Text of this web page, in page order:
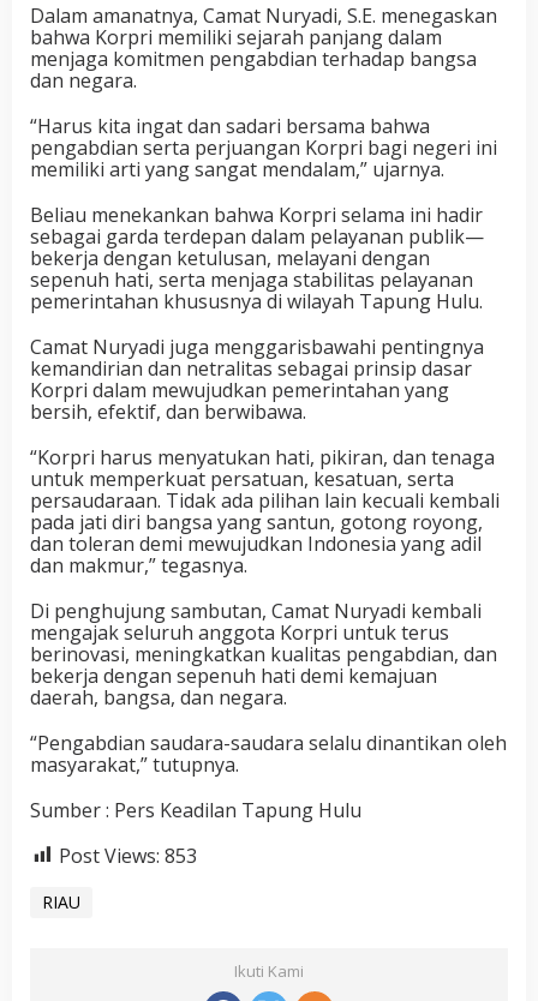
Dalam amanatnya, Camat Nuryadi, S.E. menegaskan
bahwa Korpri memiliki sejarah panjang dalam
menjaga komitmen pengabdian terhadap bangsa
dan negara.
“Harus kita ingat dan sadari bersama bahwa
pengabdian serta perjuangan Korpri bagi negeri ini
memiliki arti yang sangat mendalam,” ujarnya.
Beliau menekankan bahwa Korpri selama ini hadir
sebagai garda terdepan dalam pelayanan publik—
bekerja dengan ketulusan, melayani dengan
sepenuh hati, serta menjaga stabilitas pelayanan
pemerintahan khususnya di wilayah Tapung Hulu.
Camat Nuryadi juga menggarisbawahi pentingnya
kemandirian dan netralitas sebagai prinsip dasar
Korpri dalam mewujudkan pemerintahan yang
bersih, efektif, dan berwibawa.
“Korpri harus menyatukan hati, pikiran, dan tenaga
untuk memperkuat persatuan, kesatuan, serta
persaudaraan. Tidak ada pilihan lain kecuali kembali
pada jati diri bangsa yang santun, gotong royong,
dan toleran demi mewujudkan Indonesia yang adil
dan makmur,” tegasnya.
Di penghujung sambutan, Camat Nuryadi kembali
mengajak seluruh anggota Korpri untuk terus
berinovasi, meningkatkan kualitas pengabdian, dan
bekerja dengan sepenuh hati demi kemajuan
daerah, bangsa, dan negara.
“Pengabdian saudara-saudara selalu dinantikan oleh
masyarakat,” tutupnya.
Sumber : Pers Keadilan Tapung Hulu
Post Views: 853
RIAU
Ikuti Kami